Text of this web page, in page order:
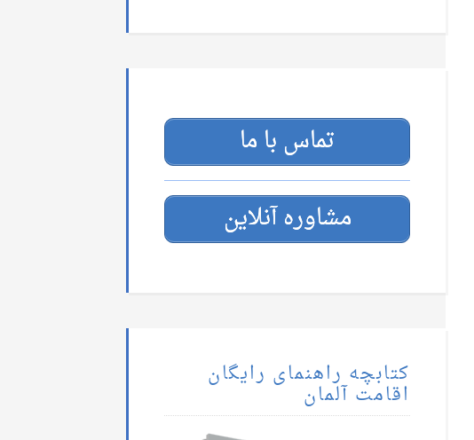
تماس با ما
مشاوره آنلاین
کتابچه راهنمای رایگان
اقامت آلمان